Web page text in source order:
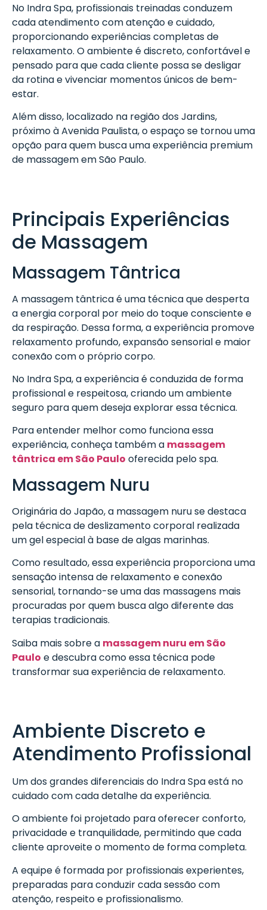
No Indra Spa, profissionais treinadas conduzem
cada atendimento com atenção e cuidado,
proporcionando experiências completas de
relaxamento. O ambiente é discreto, confortável e
pensado para que cada cliente possa se desligar
da rotina e vivenciar momentos únicos de bem-
estar.
Além disso, localizado na região dos Jardins,
próximo à Avenida Paulista, o espaço se tornou uma
opção para quem busca uma experiência premium
de massagem em São Paulo.
Principais Experiências
de Massagem
Massagem Tântrica
A massagem tântrica é uma técnica que desperta
a energia corporal por meio do toque consciente e
da respiração. Dessa forma, a experiência promove
relaxamento profundo, expansão sensorial e maior
conexão com o próprio corpo.
No Indra Spa, a experiência é conduzida de forma
profissional e respeitosa, criando um ambiente
seguro para quem deseja explorar essa técnica.
Para entender melhor como funciona essa
experiência, conheça também a massagem
tântrica em São Paulo oferecida pelo spa.
Massagem Nuru
Originária do Japão, a massagem nuru se destaca
pela técnica de deslizamento corporal realizada
um gel especial à base de algas marinhas.
Como resultado, essa experiência proporciona uma
sensação intensa de relaxamento e conexão
sensorial, tornando-se uma das massagens mais
procuradas por quem busca algo diferente das
terapias tradicionais.
Saiba mais sobre a massagem nuru em São
Paulo e descubra como essa técnica pode
transformar sua experiência de relaxamento.
Ambiente Discreto e
Atendimento Profissional
Um dos grandes diferenciais do Indra Spa está no
cuidado com cada detalhe da experiência.
O ambiente foi projetado para oferecer conforto,
privacidade e tranquilidade, permitindo que cada
cliente aproveite o momento de forma completa.
A equipe é formada por profissionais experientes,
preparadas para conduzir cada sessão com
atenção, respeito e profissionalismo.